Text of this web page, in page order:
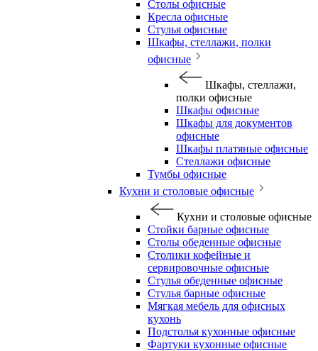
Столы офисные
Кресла офисные
Стулья офисные
Шкафы, стеллажи, полки
офисные
Шкафы, стеллажи,
полки офисные
Шкафы офисные
Шкафы для документов
офисные
Шкафы платяные офисные
Стеллажи офисные
Тумбы офисные
Кухни и столовые офисные
Кухни и столовые офисные
Стойки барные офисные
Столы обеденные офисные
Столики кофейные и
сервировочные офисные
Стулья обеденные офисные
Стулья барные офисные
Мягкая мебель для офисных
кухонь
Подстолья кухонные офисные
Фартуки кухонные офисные